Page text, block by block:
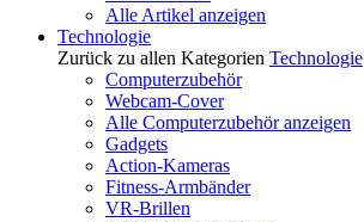
Alle Artikel anzeigen
Technologie
Zurück zu allen Kategorien Technologie
Computerzubehör
Webcam-Cover
Alle Computerzubehör anzeigen
Gadgets
Action-Kameras
Fitness-Armbänder
VR-Brillen